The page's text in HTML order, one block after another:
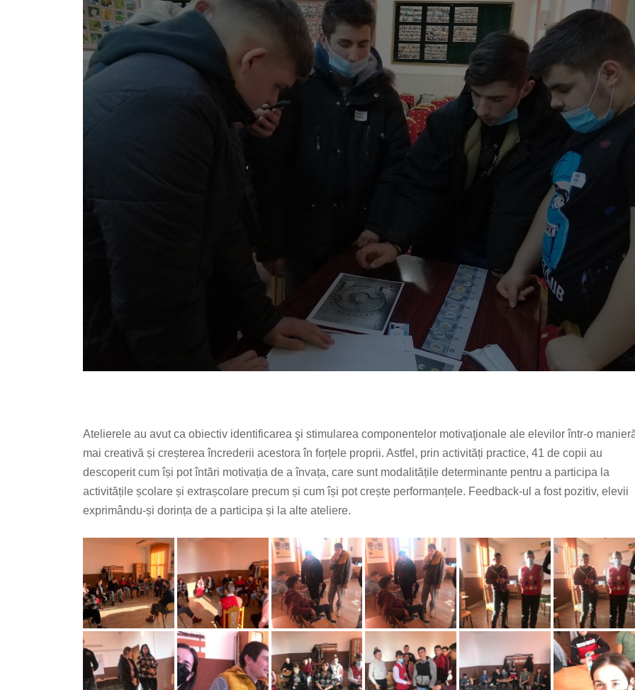
Atelierele au avut ca obiectiv identificarea şi stimularea componentelor motivaţionale ale elevilor într-o
mai creativă și creșterea încrederii acestora în forțele proprii. Astfel, prin activități practice, 41 de copii au
descoperit cum își pot întări motivația de a învața, care sunt modalitățile determinante pentru a participa la
activitățile școlare și extrașcolare precum și cum își pot crește performanțele. Feedback-ul a fost pozitiv, elevii
exprimându-și dorința de a participa și la alte ateliere.